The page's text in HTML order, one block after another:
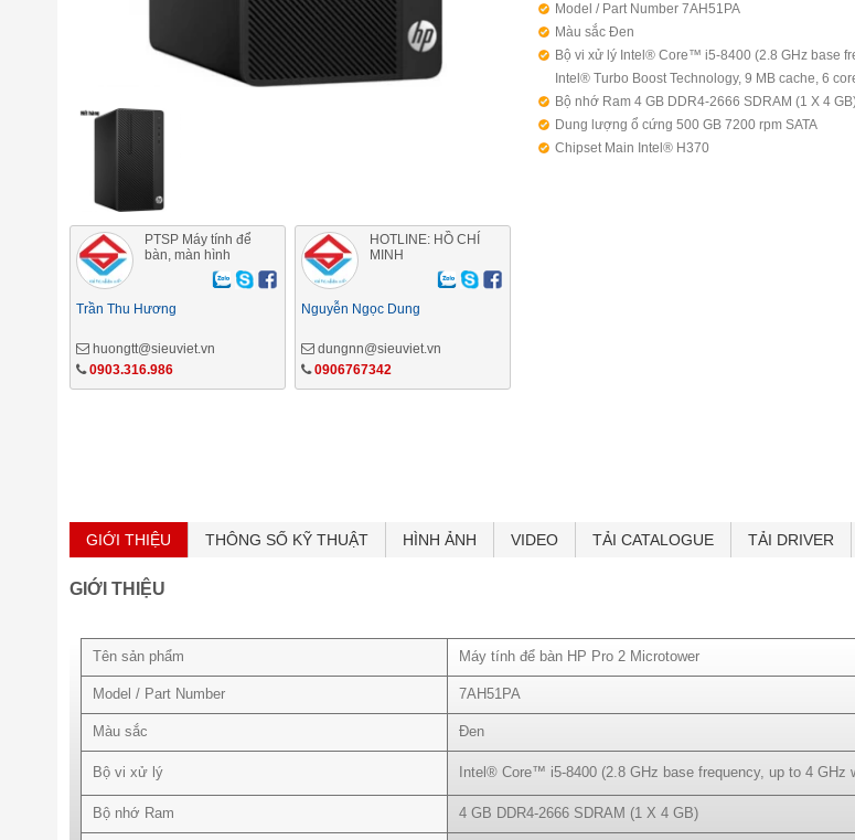
PTSP Máy tính để
bàn, màn hình
Trần Thu Hương
huongtt@sieuviet.vn
0903.316.986
HOTLINE: HỒ CHÍ
MINH
Nguyễn Ngọc Dung
dungnn@sieuviet.vn
0906767342
Model / Part Number 7AH51PA
Màu sắc Đen
Bộ vi xử lý Intel® Core™ i5-8400 (2.8 GHz base
Intel® Turbo Boost Technology, 9 MB cache, 6
Bộ nhớ Ram 4 GB DDR4-2666 SDRAM (1 X 4
Dung lượng ổ cứng 500 GB 7200 rpm SATA
Chipset Main Intel® H370
GIỚI THIỆU THÔNG SỐ KỸ THUẬT HÌNH ẢNH VIDEO TẢI CATALOGUE TẢI DRIVER
GIỚI THIỆU
Tên sản phẩm Máy tính để bàn HP Pro 2 Microtower
Model / Part Number 7AH51PA
Màu sắc Đen
Bộ vi xử lý Intel® Core™ i5-8400 (2.8 GHz base frequency, up to 4
Bộ nhớ Ram 4 GB DDR4-2666 SDRAM (1 X 4 GB)